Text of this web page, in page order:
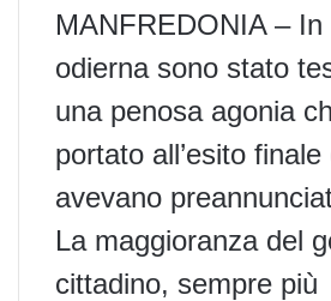
MANFREDONIA – In
odierna sono stato
una penosa agonia
portato all’esito
avevano
La maggioranza del
cittadino, sempre più